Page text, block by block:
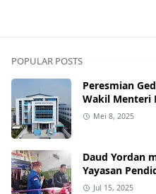
POPULAR POSTS
Peresmian
Wakil Menteri
Menengah RI
Mei 8, 2025
Daud Yordan
Yayasan
Kawasan Senen.
Jul 15, 2025